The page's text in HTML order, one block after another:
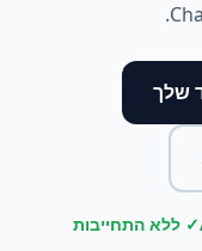
✓ ללא התחייבות